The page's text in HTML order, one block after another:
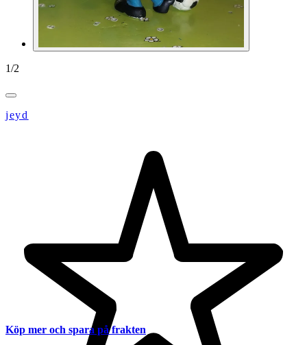
1/2
jeyd
Köp mer och spara på frakten